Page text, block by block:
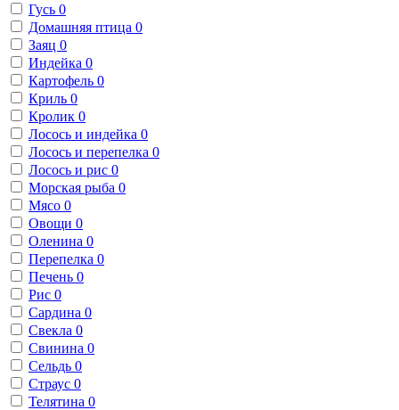
Гусь 0
Домашняя птица 0
Заяц 0
Индейка 0
Картофель 0
Криль 0
Кролик 0
Лосось и индейка 0
Лосось и перепелка 0
Лосось и рис 0
Морская рыба 0
Мясо 0
Овощи 0
Оленина 0
Перепелка 0
Печень 0
Рис 0
Сардина 0
Свекла 0
Свинина 0
Сельдь 0
Страус 0
Телятина 0